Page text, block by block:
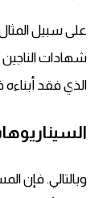
على سبيل
شهادات
الذي فقد
وبالتالي. فإن